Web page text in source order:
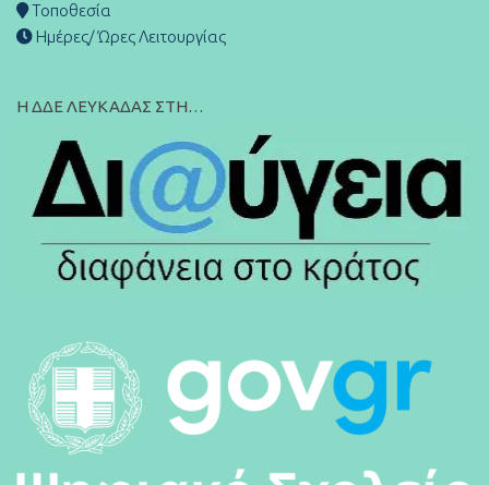
Τοποθεσία
Ημέρες/ Ώρες Λειτουργίας
Η ΔΔΕ ΛΕΥΚΑΔΑΣ ΣΤΗ…